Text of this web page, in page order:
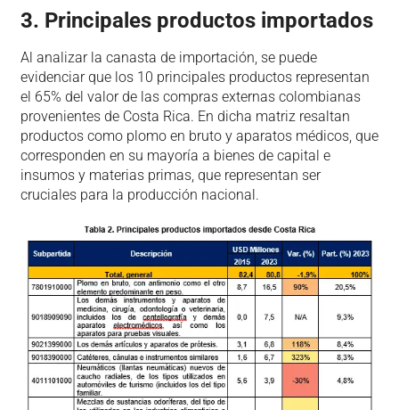
3. Principales productos importados
Al analizar la canasta de importación, se puede
evidenciar que los 10 principales productos representan
el 65% del valor de las compras externas colombianas
provenientes de Costa Rica. En dicha matriz resaltan
productos como plomo en bruto y aparatos médicos, que
corresponden en su mayoría a bienes de capital e
insumos y materias primas, que representan ser
cruciales para la producción nacional.